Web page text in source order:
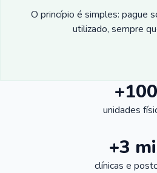
O princípio é simples: pague
utilizado, sempre
+100
unidades
+3
clínicas e